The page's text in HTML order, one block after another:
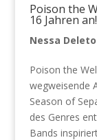
Poison the
16 Jahren an!
Nessa Deleto
Poison the
wegweisende
Season of
des Genres
Bands